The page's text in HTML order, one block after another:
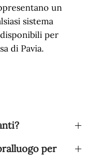
un
sistema
per
di Pavia.
per